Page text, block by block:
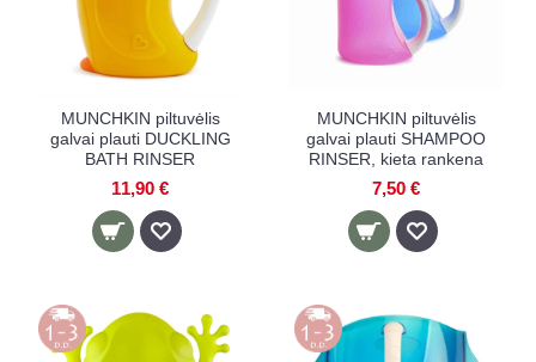
MUNCHKIN piltuvėlis
galvai plauti DUCKLING
BATH RINSER
11,90 €
MUNCHKIN piltuvėlis
galvai plauti SHAMPOO
RINSER, kieta rankena
7,50 €